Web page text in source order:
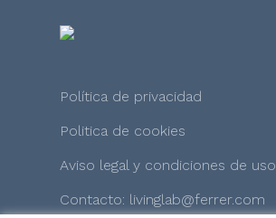
Política de privacidad
Politica de cookies
Aviso legal y condiciones de uso
Contacto: livinglab@ferrer.com